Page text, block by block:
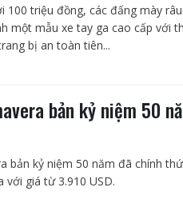
100 triệu đồng, các đấng mày
một mẫu xe tay ga cao cấp với
bị an toàn tiên...
bản kỷ niệm 50
bản kỷ niệm 50 năm đã chính
với giá từ 3.910 USD.